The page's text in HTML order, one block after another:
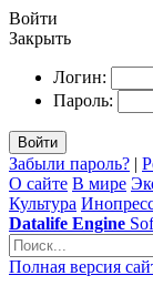
Войти
Закрыть
Логин:
Пароль:
Войти
Забыли пароль? |
О сайте В мире
Культура
Datalife Engine
Полная версия